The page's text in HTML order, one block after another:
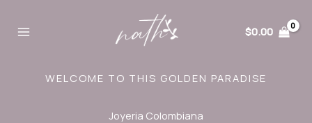
$0.00
WELCOME TO THIS GOLDEN PARADISE
Joyeria Colombiana